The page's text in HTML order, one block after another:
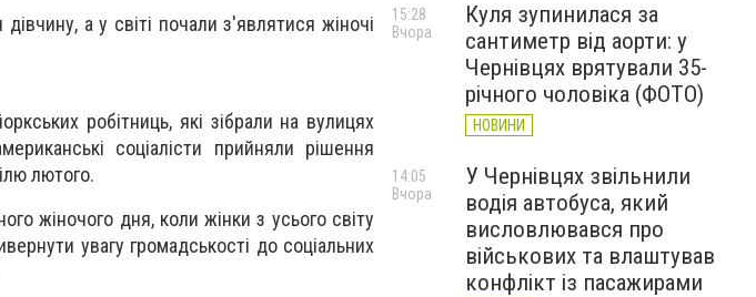
а у світі почали з'являтися жіночі
робітниць, які зібрали на вулицях
соціалісти прийняли рішення
лютого.
жіночого дня, коли жінки з усього світу
увагу громадськості до соціальних
Куля зупинилася за
сантиметр від аорти: у
Чернівцях врятували 35-
річного чоловіка (ФОТО)
НОВИНИ
15:28
Вчора
У Чернівцях звільнили
водія автобуса, який
висловлювався про
військових та влаштував
конфлікт із пасажирами
14:05
Вчора